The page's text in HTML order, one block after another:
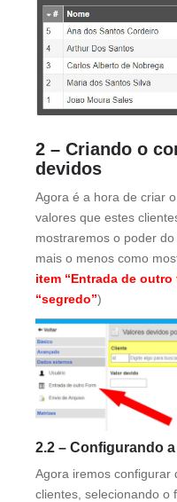
2 – Criando o
devidos
Agora é a hora de criar
valores que estes
mostraremos o poder
mais o menos como
item “Entrada de
“segredo”)
2.2 – Configurando
Agora iremos configurar
clientes, selecionando o